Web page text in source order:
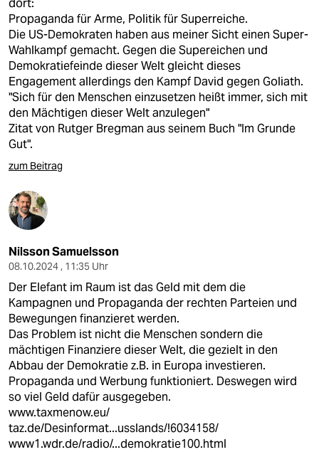
dort:
Propaganda für Arme, Politik für Superreiche.
Die US-Demokraten haben aus meiner Sicht einen Super-
Wahlkampf gemacht. Gegen die Supereichen und
Demokratiefeinde dieser Welt gleicht dieses
Engagement allerdings den Kampf David gegen Goliath.
"Sich für den Menschen einzusetzen heißt immer, sich mit
den Mächtigen dieser Welt anzulegen"
Zitat von Rutger Bregman aus seinem Buch "Im Grunde
Gut".
zum Beitrag
Nilsson Samuelsson
08.10.2024 , 11:35 Uhr
Der Elefant im Raum ist das Geld mit dem die
Kampagnen und Propaganda der rechten Parteien und
Bewegungen finanzieret werden.
Das Problem ist nicht die Menschen sondern die
mächtigen Finanziere dieser Welt, die gezielt in den
Abbau der Demokratie z.B. in Europa investieren.
Propaganda und Werbung funktioniert. Deswegen wird
so viel Geld dafür ausgegeben.
www.taxmenow.eu/
taz.de/Desinformat...usslands/!6034158/
www1.wdr.de/radio/...demokratie100.html